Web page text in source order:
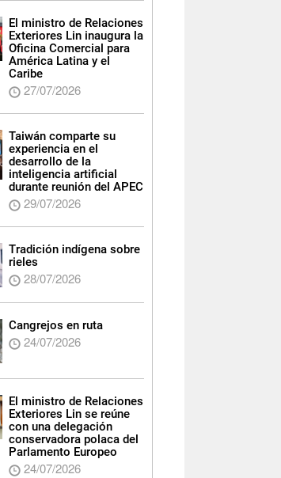
El ministro de Relaciones
Exteriores Lin inaugura la
Oficina Comercial para
América Latina y el
Caribe
27/07/2026
Taiwán comparte su
experiencia en el
desarrollo de la
inteligencia artificial
durante reunión del APEC
29/07/2026
Tradición indígena sobre
rieles
28/07/2026
Cangrejos en ruta
24/07/2026
El ministro de Relaciones
Exteriores Lin se reúne
con una delegación
conservadora polaca del
Parlamento Europeo
24/07/2026